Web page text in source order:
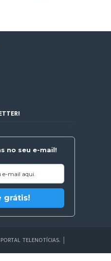
no seu e-mail!
grátis!
TELENOTÍCIAS.